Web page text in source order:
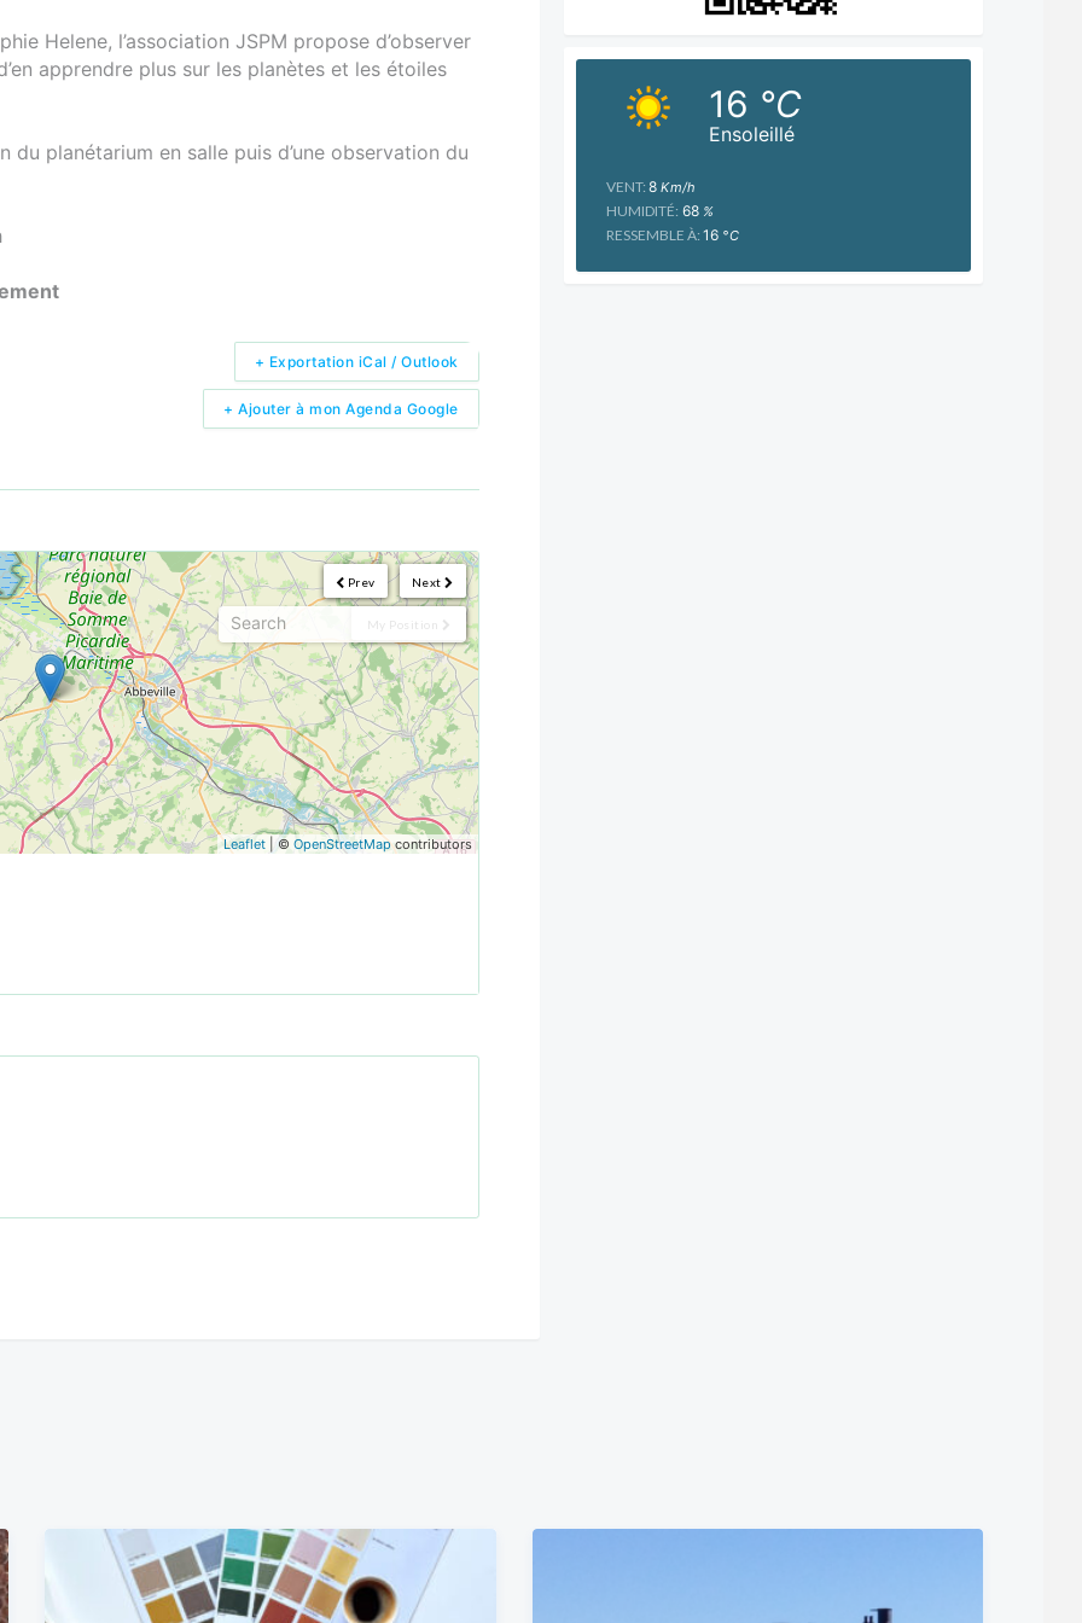
Helene, l’association JSPM propose d’observer
apprendre plus sur les planètes et les étoiles
du planétarium en salle puis d’une observation du
+ Ajouter à mon Agenda Google
+ Exportation iCal / Outlook
Next
Prev
My Position
Leaflet| © OpenStreetMapcontributors
Ensoleillé
16 °C
VENT: 8Km/h
HUMIDITÉ: 68%
RESSEMBLE À: 16°C